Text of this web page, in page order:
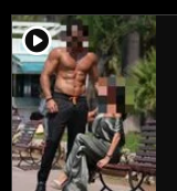
player2